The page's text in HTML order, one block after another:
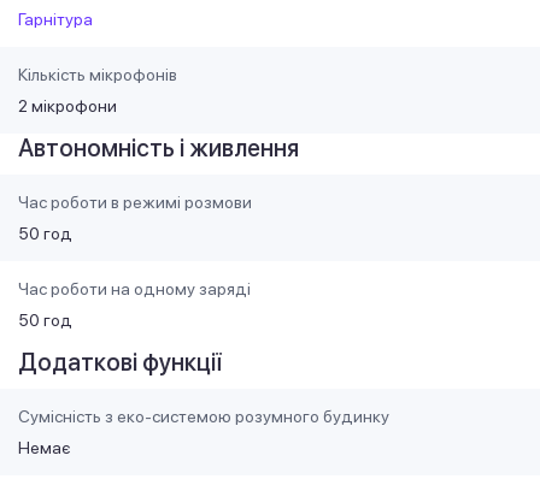
Гарнітура
Кількість мікрофонів
2 мікрофони
Автономність і живлення
Час роботи в режимі розмови
50 год
Час роботи на одному заряді
50 год
Додаткові функції
Сумісність з еко-системою розумного будинку
Немає